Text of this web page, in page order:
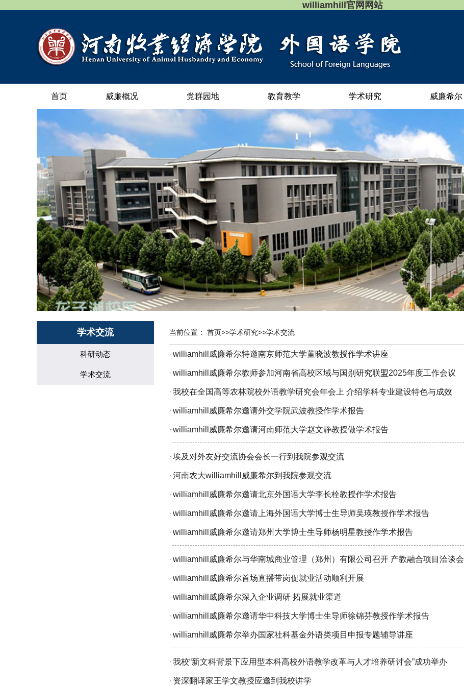
williamhill官网网站
首页 威廉概况 党群园地 教育教学 学术研究 威廉希尔
学术交流
科研动态
学术交流
当前位置： 首页>>学术研究>>学术交流
· williamhill威廉希尔特邀南京师范大学董晓波教授作学术讲座
· williamhill威廉希尔教师参加河南省高校区域与国别研究联盟2025年度工作会议
· 我校在全国高等农林院校外语教学研究会年会上 介绍学科专业建设特色与成效
· williamhill威廉希尔邀请外交学院武波教授作学术报告
· williamhill威廉希尔邀请河南师范大学赵文静教授做学术报告
· 埃及对外友好交流协会会长一行到我院参观交流
· 河南农大williamhill威廉希尔到我院参观交流
· williamhill威廉希尔邀请北京外国语大学李长栓教授作学术报告
· williamhill威廉希尔邀请上海外国语大学博士生导师吴瑛教授作学术报告
· williamhill威廉希尔邀请郑州大学博士生导师杨明星教授作学术报告
· williamhill威廉希尔与华南城商业管理（郑州）有限公司召开 产教融合项目洽谈会
· williamhill威廉希尔首场直播带岗促就业活动顺利开展
· williamhill威廉希尔深入企业调研 拓展就业渠道
· williamhill威廉希尔邀请华中科技大学博士生导师徐锦芬教授作学术报告
· williamhill威廉希尔举办国家社科基金外语类项目申报专题辅导讲座
· 我校“新文科背景下应用型本科高校外语教学改革与人才培养研讨会”成功举办
· 资深翻译家王学文教授应邀到我校讲学